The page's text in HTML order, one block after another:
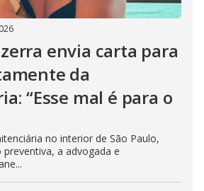
envia carta para
da
“Esse mal é para o
no interior de São Paulo,
a advogada e